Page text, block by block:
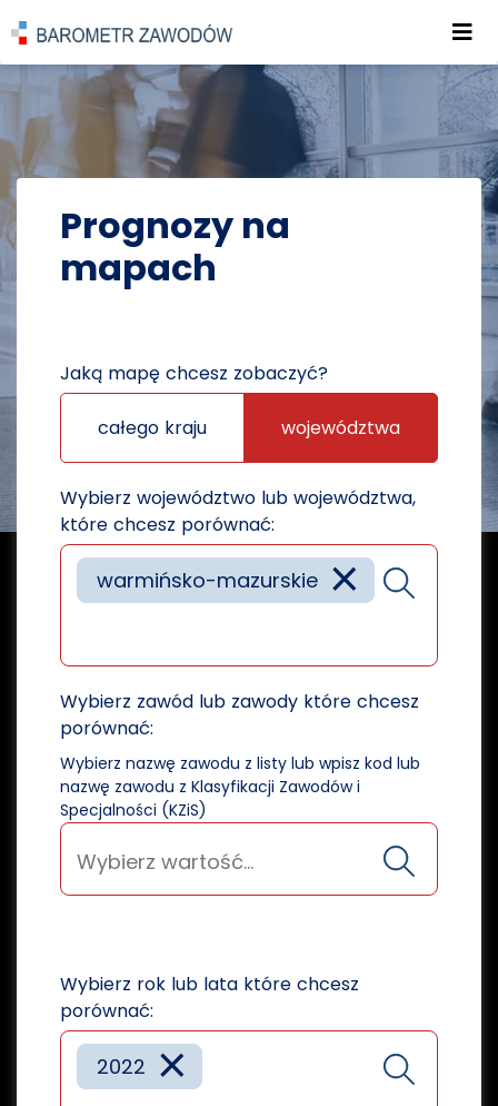
POWRÓT DO STRONY GŁÓWNEJ
PROGNOZY PROGNOZY NA MAPACH
Prognozy na
mapach
Jaką mapę chcesz zobaczyć?
całego kraju województwa
Wybierz województwo lub województwa,
które chcesz porównać:
×
warmińsko-mazurskie
Wybierz zawód lub zawody które chcesz
porównać:
Wybierz nazwę zawodu z listy lub wpisz kod lub
nazwę zawodu z Klasyfikacji Zawodów i
Specjalności (KZiS)
Wybierz rok lub lata które chcesz
porównać:
×
2022